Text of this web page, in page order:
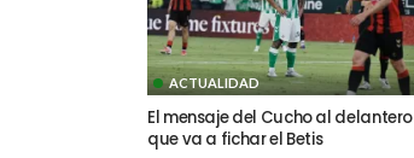
ACTUALIDAD
El mensaje del Cucho al delantero
que va a fichar el Betis